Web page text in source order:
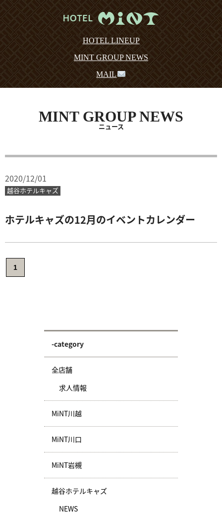
HOTEL LINEUP
MINT GROUP NEWS
MAIL
MINT GROUP NEWS
ニュース
2020/12/01
越谷ホテルキャズ
ホテルキャズの12月のイベントカレンダー
1
-category
全店舗
求人情報
MiNT川越
MiNT川口
MiNT岩槻
越谷ホテルキャズ
NEWS